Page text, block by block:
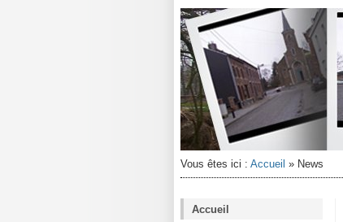
Vous êtes ici : Accueil » News
Accueil